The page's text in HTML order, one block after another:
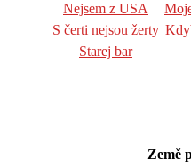
Nejsem z USA
S čerti nejsou žerty
Starej bar
Země